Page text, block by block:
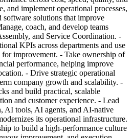
and implement operational processes,
solutions that improve
coach, and develop teams
and Service Coordination. -
KPIs across departments and use
improvement. - Take ownership of
performance, helping improve
- Drive strategic operational
company growth and scalability. -
and build practical, scalable
and customer experience. - Lead
AI tools, AI agents, and AI-native
its operational infrastructure.
to build a high-performance culture